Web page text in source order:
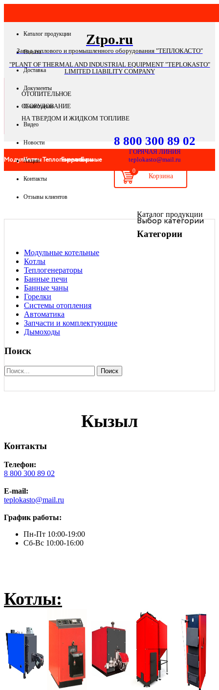
Каталог продукции
Оплата
Доставка
Документы
О компании
Видео
Новости
Акции
Контакты
Отзывы клиентов
Ztpo.ru
Завод теплового и промышленного оборудования "ТЕПЛОКАСТО"
"PLANT OF THERMAL AND INDUSTRIAL EQUIPMENT "TEPLOKASTO"
LIMITED LIABILITY COMPANY
ОТОПИТЕЛЬНОЕ
ОБОРУДОВАНИЕ
НА ТВЕРДОМ И ЖИДКОМ ТОПЛИВЕ
8 800 300 89 02
ГОРЯЧАЯ ЛИНИЯ
teplokasto@mail.ru
0
Модульные
котельные
КотлыТеплогенераторы
ГорелкиБанные
чаны отопленияВыбор категории
Каталог продукции
Категории
Модульные котельные
Котлы
Теплогенераторы
Банные печи
Банные чаны
Горелки
Системы отопления
Автоматика
Запчасти и комплектующие
Дымоходы
Поиск
Поиск
Кызыл
Контакты
Телефон:
8 800 300 89 02
E-mail:
teplokasto@mail.ru
График работы:
Пн-Пт 10:00-19:00
Сб-Вс 10:00-16:00
Котлы: